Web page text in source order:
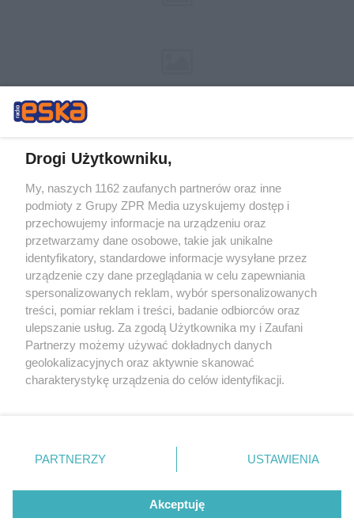
Żaden utwór zamieszczony w serwisie nie może być powielany i
rozpowszechniany lub dalej rozpowszechniany w jakikolwiek sposób (w
tym także elektroniczny lub mechaniczny) na jakimkolwiek polu
eksploatacji w jakiejkolwiek formie, włącznie z umieszczaniem w
Internecie bez pisemnej zgody właściciela praw. Jakiekolwiek użycie lub
wykorzystanie utworów w całości lub w części z naruszeniem prawa,
tzn. bez właściwej zgody, jest zabronione pod groźbą kary i może być
ścigane prawnie.
© 2026 Grupa ZPR Media
Drogi Użytkowniku,
My, naszych 1162 zaufanych partnerów oraz inne
podmioty z Grupy ZPR Media uzyskujemy dostęp i
przechowujemy informacje na urządzeniu oraz
przetwarzamy dane osobowe, takie jak unikalne
identyfikatory, standardowe informacje wysyłane przez
urządzenie czy dane przeglądania w celu zapewniania
spersonalizowanych reklam, wybór spersonalizowanych
treści, pomiar reklam i treści, badanie odbiorców oraz
ulepszanie usług. Za zgodą Użytkownika my i Zaufani
Partnerzy możemy używać dokładnych danych
geolokalizacyjnych oraz aktywnie skanować
charakterystykę urządzenia do celów identyfikacji.
zmienić/wycofać klikając przycisk ustawień prywatności
znajdujący się w lewym dolnym rogu strony
rodzaje przetwarzania danych nie wymagają zgody
użytkownika, ale masz prawo sprzeciwić się takiemu
PARTNERZY USTAWIENIA
Akceptuję